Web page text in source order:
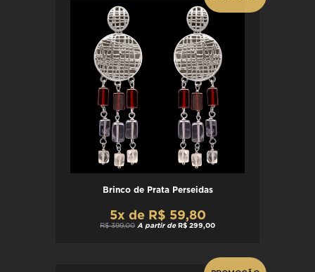
Brinco de Prata Perseidas
5x de R$ 59,80
R$ 399,00 A partir de R$ 299,00